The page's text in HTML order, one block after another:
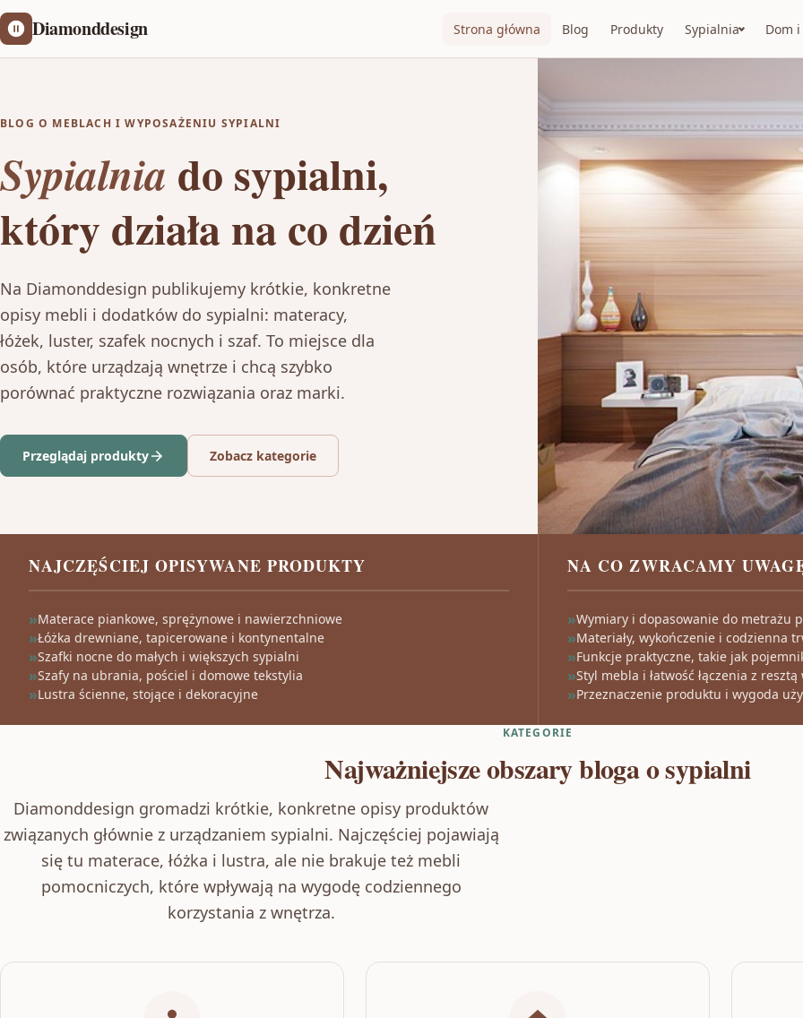
Diamonddesign Strona główna Blog Produkty Sypialnia Dom
BLOG O MEBLACH I WYPOSAŻENIU SYPIALNI
Sypialnia do sypialni,
który działa na co dzień
Na Diamonddesign publikujemy krótkie, konkretne
opisy mebli i dodatków do sypialni: materacy,
łóżek, luster, szafek nocnych i szaf. To miejsce dla
osób, które urządzają wnętrze i chcą szybko
porównać praktyczne rozwiązania oraz marki.
Przeglądaj produkty Zobacz kategorie
NAJCZĘŚCIEJ OPISYWANE PRODUKTY
Materace piankowe, sprężynowe i nawierzchniowe
Łóżka drewniane, tapicerowane i kontynentalne
Szafki nocne do małych i większych sypialni
Szafy na ubrania, pościel i domowe tekstylia
Lustra ścienne, stojące i dekoracyjne
NA CO ZWRACAMY
Wymiary i dopasowanie do metrażu
Materiały, wykończenie i codzienna
Funkcje praktyczne, takie jak
Styl mebla i łatwość łączenia z
Przeznaczenie produktu i wygoda
KATEGORIE
Najważniejsze obszary bloga o sypialni
Diamonddesign gromadzi krótkie, konkretne opisy produktów
związanych głównie z urządzaniem sypialni. Najczęściej pojawiają
się tu materace, łóżka i lustra, ale nie brakuje też mebli
pomocniczych, które wpływają na wygodę codziennego
korzystania z wnętrza.